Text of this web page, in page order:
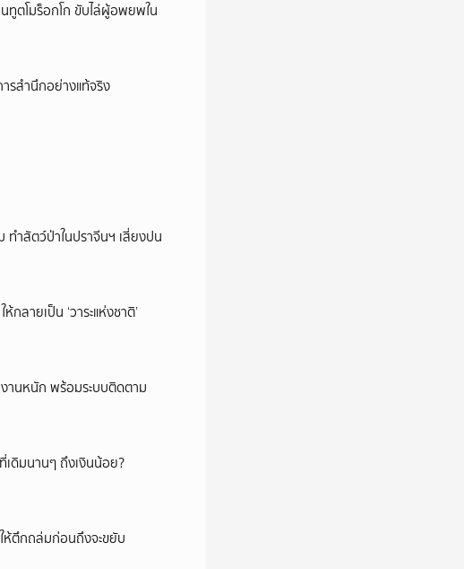
ทูตโมร็อกโก ขับไล่ผู้อพยพใน
รสำนึกอย่างแท้จริง
ทำสัตว์ป่าในปราจีนฯ เสี่ยงปน
ลายเป็น ‘วาระแห่งชาติ’
านหนัก พร้อมระบบติดตาม
เดิมนานๆ ถึงเงินน้อย?
ห้ตึกถล่มก่อนถึงจะขยับ